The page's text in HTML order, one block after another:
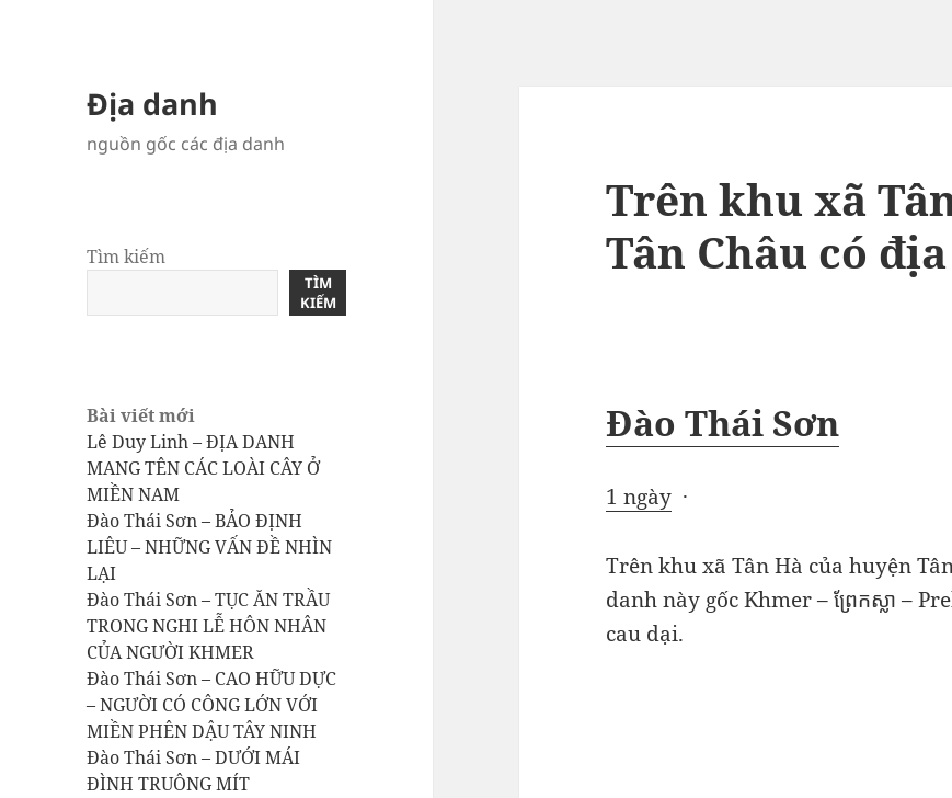
Địa danh
nguồn gốc các địa danh
Tìm kiếm
TÌM
KIẾM
Bài viết mới
Lê Duy Linh – ĐỊA DANH
MANG TÊN CÁC LOÀI CÂY Ở
MIỀN NAM
Đào Thái Sơn – BẢO ĐỊNH
LIÊU – NHỮNG VẤN ĐỀ NHÌN
LẠI
Đào Thái Sơn – TỤC ĂN TRẦU
TRONG NGHI LỄ HÔN NHÂN
CỦA NGƯỜI KHMER
Đào Thái Sơn – CAO HỮU DỰC
– NGƯỜI CÓ CÔNG LỚN VỚI
MIỀN PHÊN DẬU TÂY NINH
Đào Thái Sơn – DƯỚI MÁI
ĐÌNH TRUÔNG MÍT
Trên khu xã
Tân Châu có
Đào Thái Sơn
1 ngày ·
Trên khu xã Tân Hà của huyện
danh này gốc Khmer – ព្រែកស្លា –
cau dại.